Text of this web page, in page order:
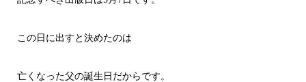
この日に出すと決めたのは
亡くなった父の誕生日だからです。